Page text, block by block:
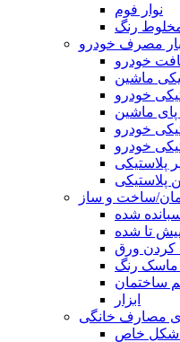
نوار فوم
مخلوط رنگ
مصرف خودرو
خودرو
ماشین
خودرو
ماشین
خودرو
خودرو
پلاستیکی
ساخت و ساز
شده
تا شده
کردن ورق
رنگ
ساختمان
ابزار
مصارف خانگی
شکل خاص